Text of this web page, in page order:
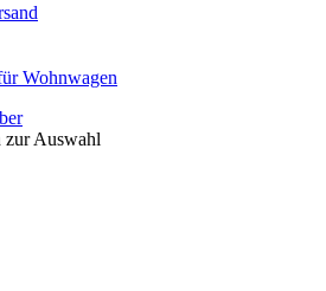
zur Auswahl